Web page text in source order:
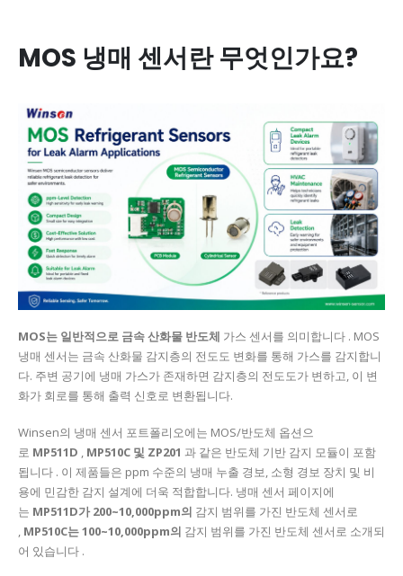
MOS 냉매 센서란 무엇인가요?
MOS는 일반적으로 금속 산화물 반도체 가스 센서를 의미합니다 . MOS
냉매 센서는 금속 산화물 감지층의 전도도 변화를 통해 가스를 감지합니
다. 주변 공기에 냉매 가스가 존재하면 감지층의 전도도가 변하고, 이 변
화가 회로를 통해 출력 신호로 변환됩니다.
Winsen의 냉매 센서 포트폴리오에는 MOS/반도체 옵션으
로 MP511D , MP510C 및 ZP201 과 같은 반도체 기반 감지 모듈이 포함
됩니다 . 이 제품들은 ppm 수준의 냉매 누출 경보, 소형 경보 장치 및 비
용에 민감한 감지 설계에 더욱 적합합니다. 냉매 센서 페이지에
는 MP511D가200~10,000ppm의 감지 범위를 가진 반도체 센서로
, MP510C는100~10,000ppm의 감지 범위를 가진 반도체 센서로 소개되
어 있습니다 .